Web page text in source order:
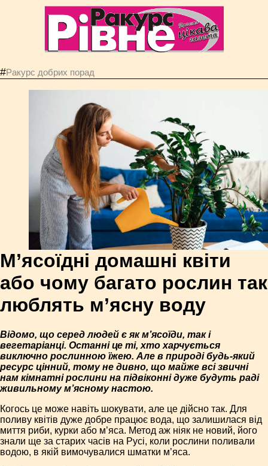
#Ракурс добрих порад
М’ясоїдні домашні квіти
або чому багато рослин так
люблять м’ясну воду
Відомо, що серед людей є як м’ясоїди, так і
вегетаріанці. Останні це ті, хто харчується
виключно рослинною їжею. Але в природі будь-який
ресурс цінний, тому не дивно, що майже всі звичні
нам кімнатні рослини на підвіконні дуже будуть раді
живильному м’ясному настою.
Когось це може навіть шокувати, але це дійсно так. Для
поливу квітів дуже добре працює вода, що залишилася від
миття риби, курки або м’яса. Метод аж ніяк не новий, його
знали ще за старих часів на Русі, коли рослини поливали
водою, в якій вимочувалися шматки м’яса.